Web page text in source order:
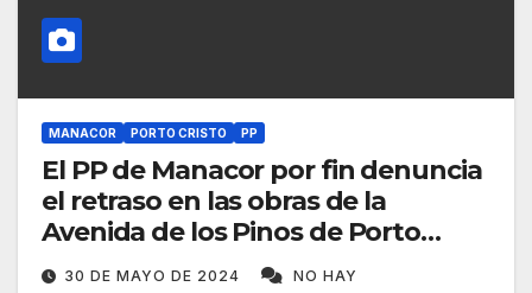
MANACOR PORTO CRISTO PP
El PP de Manacor por fin denuncia
el retraso en las obras de la
Avenida de los Pinos de Porto
Cristo
30 DE MAYO DE 2024
NO HAY